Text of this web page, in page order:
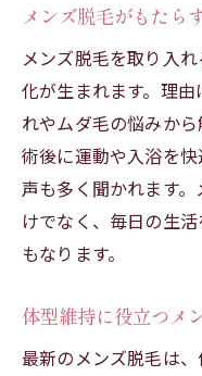
メンズ脱毛がもたら
メンズ脱毛を取り入
化が生まれます。理
れやムダ毛の悩みか
術後に運動や入浴を
声も多く聞かれます
けでなく、毎日の生
もなります。
体型維持に役立つメ
最新のメンズ脱毛は